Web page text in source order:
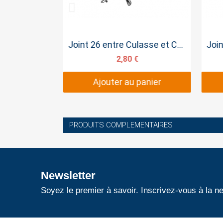
Aperçu rapide Joint 26 entre Culasse et Carburateur
2,80 €
Ajouter au panier
PRODUITS COMPLEMENTAIRES
Newsletter
Soyez le premier à savoir. Inscrivez-vous à la